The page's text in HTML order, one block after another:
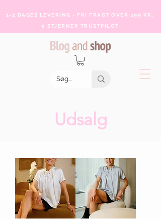
1-2 DAGES LEVERING - FRI FRAGT OVER 499 KR.
5 STJERNER TRUSTPILOT
Udsalg